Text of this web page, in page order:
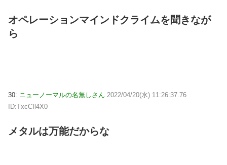
オペレーションマインドクライムを聞きなが
ら
30: ニューノーマルの名無しさん 2022/04/20(水) 11:26:37.76
ID:TxcCIl4X0
メタルは万能だからな